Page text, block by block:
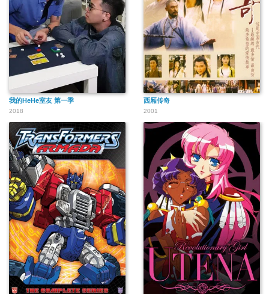
我的HeHe室友 第一季
2018
西厢传奇
2001